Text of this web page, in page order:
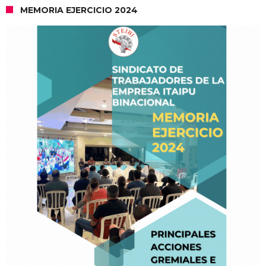
MEMORIA EJERCICIO 2024